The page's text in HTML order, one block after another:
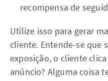
recompensa de
Utilize isso para gerar
cliente. Entende-se que
exposição, o cliente
anúncio? Alguma coisa